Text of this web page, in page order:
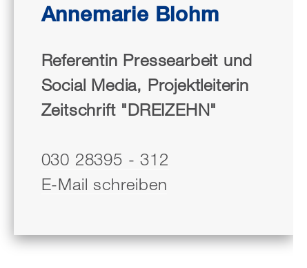
Annemarie Blohm
Referentin Pressearbeit und
Social Media, Projektleiterin
Zeitschrift "DREIZEHN"
030 28395 - 312
E-Mail schreiben